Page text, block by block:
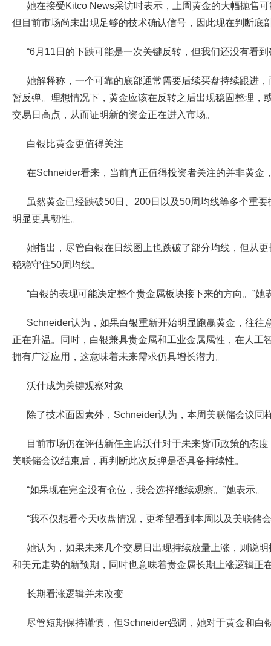
她在接受Kitco News采访时表示，上周黄金的大幅抛售
但目前市场尚未出现足够的技术确认信号，因此现在判断底
“6月11日的下跌可能是一次关键反转，但我们还没有看
她解释称，一个可靠的底部通常需要后续买盘持续跟进
暂反弹。理想情况下，黄金应该在反转之后出现稳固整理，
交易日高点，从而证明新的资金正在进入市场。
白银比黄金更值得关注
在Schneider看来，当前真正值得投资者关注的并非黄金
虽然黄金已经跌破50日、200日以及50周均线等多个重
明显更具韧性。
她指出，尽管白银在日线图上也跌破了部分均线，但从
稳稳守住50周均线。
“白银的表现可能决定整个贵金属板块接下来的方向。”她
Schneider认为，如果白银重新开始明显跑赢黄金，往往
正在升温。同时，白银兼具贵金属和工业金属属性，在人工
拥有广泛应用，这意味着未来需求仍具增长潜力。
沃什成为关键观察对象
除了技术面因素外，Schneider认为，本周美联储会议同
目前市场仍在评估新任主席沃什对于未来货币政策的态
美联储会议结束后，再判断此次反弹是否具备持续性。
“如果现在完全没有仓位，我会选择继续观察。”她表示。
“我不仅想看今天收盘情况，更希望看到本周以及美联储
她认为，如果未来几个交易日出现持续放量上涨，则说
和美元走势的新预期，同时也意味着贵金属长期上涨逻辑正
长期看涨逻辑并未改变
尽管短期保持谨慎，但Schneider强调，她对于黄金和白